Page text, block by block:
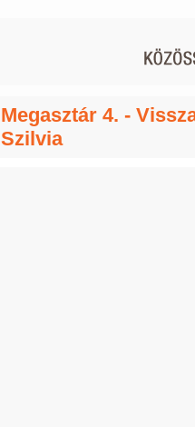
Megasztár 4. -
Szilvia